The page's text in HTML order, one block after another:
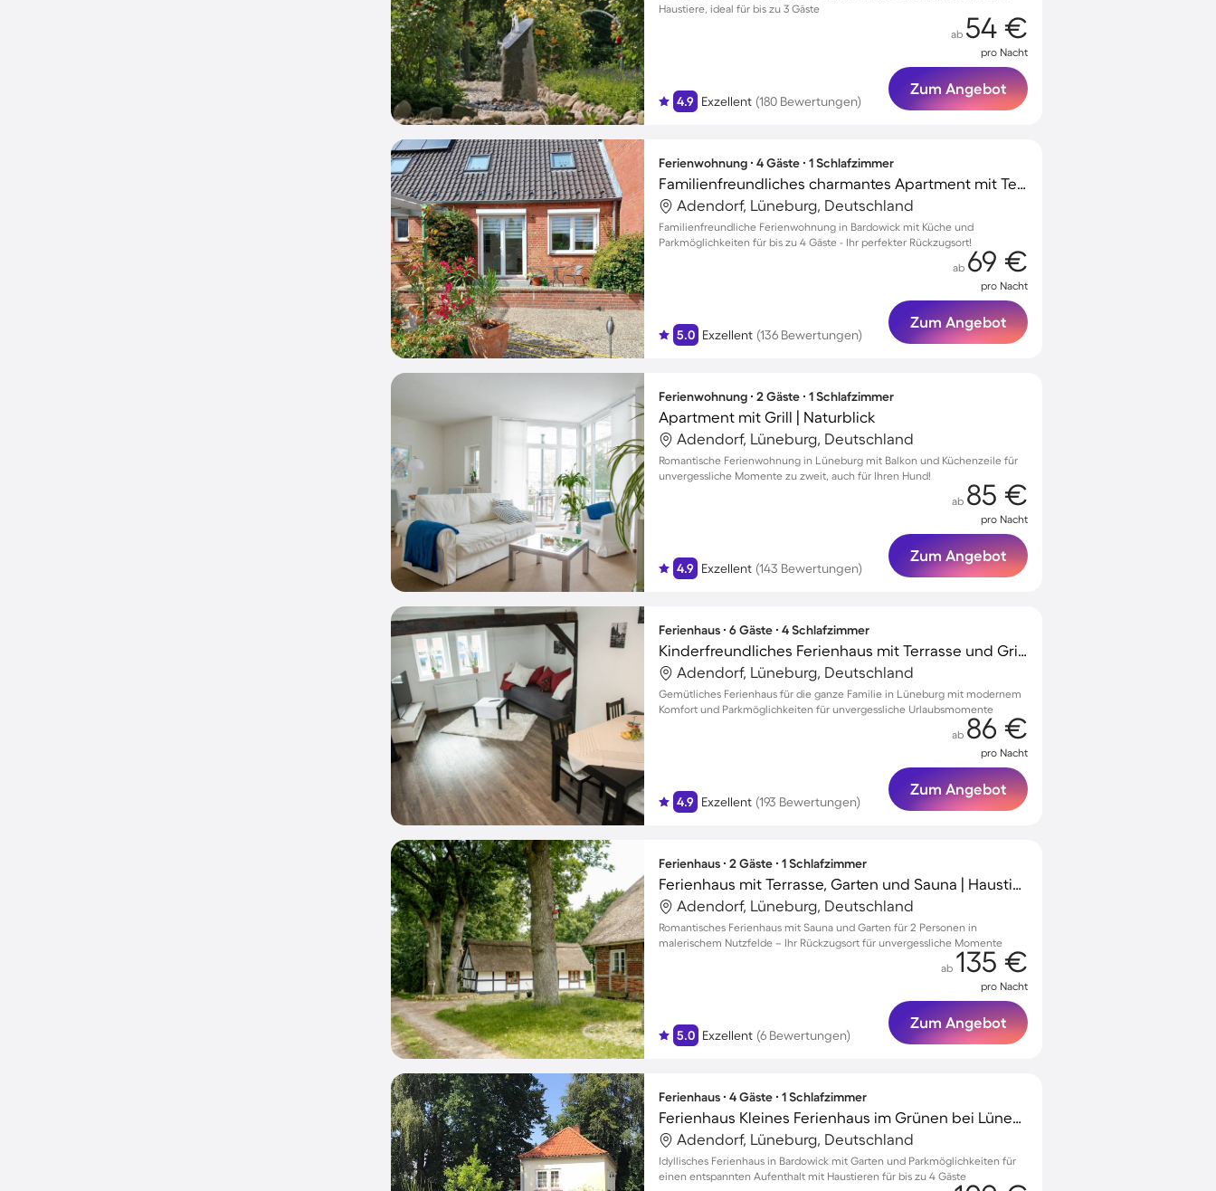
Haustiere, ideal für bis zu 3 Gäste
4.9 Exzellent (180 Bewertungen)
ab 54 €
pro Nacht
Zum Angebot
Ferienwohnung ∙ 4 Gäste ∙ 1 Schlafzimmer
Familienfreundliches charmantes Apartment mit Terrasse
Adendorf, Lüneburg, Deutschland
Familienfreundliche Ferienwohnung in Bardowick mit Küche und
Parkmöglichkeiten für bis zu 4 Gäste - Ihr perfekter Rückzugsort!
5.0 Exzellent (136 Bewertungen)
ab 69 €
pro Nacht
Zum Angebot
Ferienwohnung ∙ 2 Gäste ∙ 1 Schlafzimmer
Apartment mit Grill | Naturblick
Adendorf, Lüneburg, Deutschland
Romantische Ferienwohnung in Lüneburg mit Balkon und Küchenzeile für
unvergessliche Momente zu zweit, auch für Ihren Hund!
4.9 Exzellent (143 Bewertungen)
ab 85 €
pro Nacht
Zum Angebot
Ferienhaus ∙ 6 Gäste ∙ 4 Schlafzimmer
Kinderfreundliches Ferienhaus mit Terrasse und Grill | Stadtblick
Adendorf, Lüneburg, Deutschland
Gemütliches Ferienhaus für die ganze Familie in Lüneburg mit modernem
Komfort und Parkmöglichkeiten für unvergessliche Urlaubsmomente
4.9 Exzellent (193 Bewertungen)
ab 86 €
pro Nacht
Zum Angebot
Ferienhaus ∙ 2 Gäste ∙ 1 Schlafzimmer
Ferienhaus mit Terrasse, Garten und Sauna | Haustiere erlaubt
Adendorf, Lüneburg, Deutschland
Romantisches Ferienhaus mit Sauna und Garten für 2 Personen in
malerischem Nutzfelde – Ihr Rückzugsort für unvergessliche Momente
5.0 Exzellent (6 Bewertungen)
ab 135 €
pro Nacht
Zum Angebot
Ferienhaus ∙ 4 Gäste ∙ 1 Schlafzimmer
Ferienhaus Kleines Ferienhaus im Grünen bei Lüneburg
Adendorf, Lüneburg, Deutschland
Idyllisches Ferienhaus in Bardowick mit Garten und Parkmöglichkeiten für
einen entspannten Aufenthalt mit Haustieren für bis zu 4 Gäste